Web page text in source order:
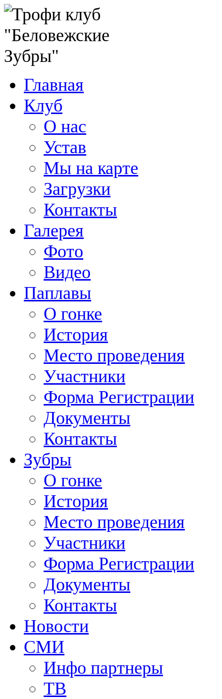
Главная
Клуб
О нас
Устав
Мы на карте
Загрузки
Контакты
Галерея
Фото
Видео
Паплавы
О гонке
История
Место проведения
Участники
Форма Регистрации
Документы
Контакты
Зубры
О гонке
История
Место проведения
Участники
Форма Регистрации
Документы
Контакты
Новости
СМИ
Инфо партнеры
ТВ